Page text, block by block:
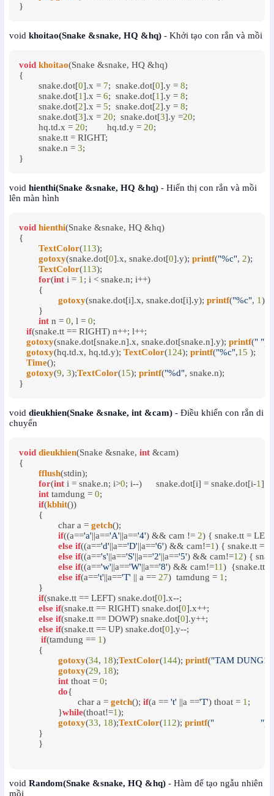
void khoitao(Snake &snake, HQ &hq) - Khởi tạo con rắn và mồi
void khoitao(Snake &snake, HQ &hq)
{
	snake.dot[
0].x = 7;  snake.dot[0].y = 8;
	snake.dot[
1].x = 6;  snake.dot[1].y = 8;
	snake.dot[
2].x = 5;  snake.dot[2].y = 8;
	snake.dot[
3].x = 20;  snake.dot[3].y =20;
	hq.td.x =
20;        hq.td.y = 20;
	snake.n =
3;
}
void hienthi(Snake &snake, HQ &hq) - Hiển thị con rắn và mồi
lên màn hình
void hienthi(Snake &snake, HQ &hq)
{
TextColor(113);
gotoxy(snake.dot[0].x, snake.dot[0].y); printf("%c", 2);
TextColor(113);
for(int i = 1; i < snake.n; i++)
gotoxy(snake.dot[i].x, snake.dot[i].y); printf("%c", 1);
int n = 0, l = 0;
if(snake.tt == RIGHT) n++; l++;
gotoxy(snake.dot[snake.n].x, snake.dot[snake.n].y); printf(" ");
gotoxy(hq.td.x, hq.td.y); TextColor(124); printf("%c",15 );
Time();
gotoxy(9, 3);TextColor(15); printf("%d", snake.n);
}
void dieukhien(Snake &snake, int &cam) - Điều khiển con rắn di
chuyển
void dieukhien(Snake &snake, int &cam)
{
fflush(stdin);
for(int i = snake.n; i>0 ; i--) 	snake.dot[i] = snake.dot[i-1];
int tamdung = 0;
if(kbhit())
		char a =
getch();
if((a=='a'||a=='A'||a=='4') && cam != 2) { snake.tt =
else if((a=='d'||a=='D'||a=='6') && cam!=1) { snake.tt =
else if((a=='s'||a=='S'||a=='2'||a=='5') && cam!=12) {
else if((a=='w'||a=='W'||a=='8') && cam!=11)  {snake.tt =
else if(a=='t'||a=='T' || a == 27)  tamdung = 1;
if(snake.tt == LEFT) snake.dot[0].x--;
else if(snake.tt == RIGHT) snake.dot[0].x++;
else if(snake.tt == DOWP) snake.dot[0].y++;
else if(snake.tt == UP) snake.dot[0].y--;
if(tamdung == 1)
gotoxy(34, 18);TextColor(144); printf("TAM
gotoxy(29, 18);
int thoat = 0;
do{
			char a =
getch(); if(a == 't' ||a =='T') thoat = 1;
		}
while(thoat!=1);
gotoxy(33, 18);TextColor(112); printf("                   ");
void Random(Snake &snake, HQ &hq) - Hàm để tạo ngẫu nhiên
mồi